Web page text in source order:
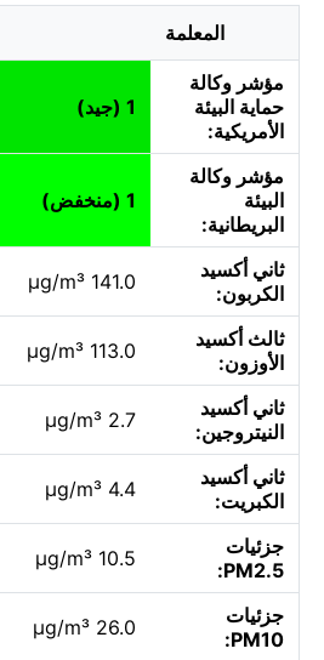
المعلمة
مؤشر وكالة
حماية البيئة
الأمريكية:
1 (جيد)
مؤشر وكالة
البيئة
البريطانية:
1 (منخفض)
ثاني أكسيد
الكربون:
141.0 µg/m³
ثالث أكسيد
الأوزون:
113.0 µg/m³
ثاني أكسيد
النيتروجين:
2.7 µg/m³
ثاني أكسيد
الكبريت:
4.4 µg/m³
جزئيات
PM2.5:
10.5 µg/m³
جزئيات
PM10:
26.0 µg/m³